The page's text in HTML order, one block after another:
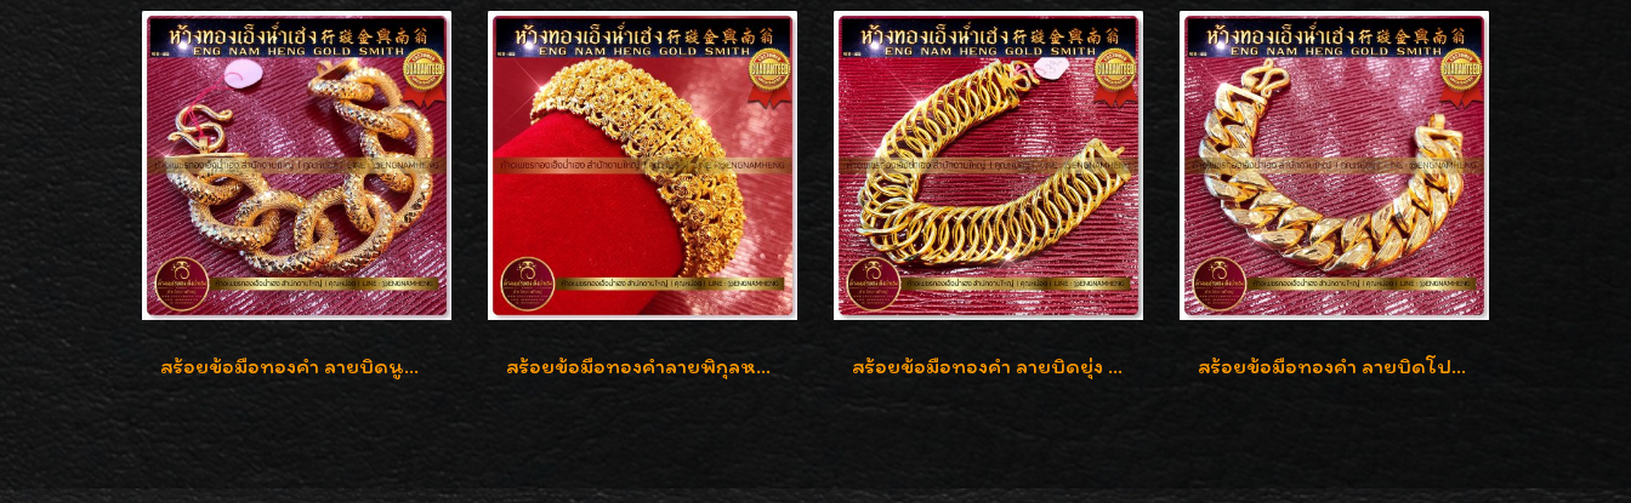
สร้อยข้อมือทองคำ ลายบิดนูนแกะลาย ทองคำ 96.5% น้ำหนัก 5 บาท สวยค่ะ สร้อยข้อมือทองคำลายพิกุลหลังเต่า น้ำหนัก 86.6g ( 5.71 บาท ) หน้ากว้าง 20 มิล สร้อยข้อมือทองคำ ลายบิดยุ่ง ทองคำ 96.5% น้ำหนัก 3 บาท สวยน่าสะสมค่ะ สร้อยข้อมือทองคำ ลายบิดโปร่งแกะลาย ทองคำ 96.5% น้ำหนัก 5 บาท สวยค่ะ